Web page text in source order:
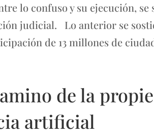
lo confuso y su ejecución, se
judicial. Lo anterior se
de 13 millones de
de la
artificial